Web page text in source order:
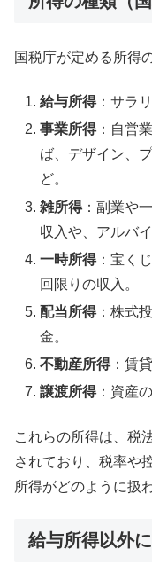
国税庁が定める所得
給与所得：サラ
事業所得：自営
ば、デザイン、
ど。
雑所得：副業や
収入や、アルバ
一時所得：宝く
回限りの収入。
配当所得：株式
金。
不動産所得：賃
譲渡所得：資産
これらの所得は、税
されており、税率や
所得がどのように扱
給与所得以外